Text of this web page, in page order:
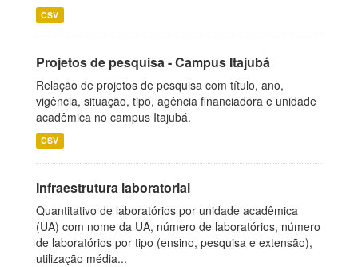
CSV
Projetos de pesquisa - Campus Itajubá
Relação de projetos de pesquisa com título, ano,
vigência, situação, tipo, agência financiadora e unidade
acadêmica no campus Itajubá.
CSV
Infraestrutura laboratorial
Quantitativo de laboratórios por unidade acadêmica
(UA) com nome da UA, número de laboratórios, número
de laboratórios por tipo (ensino, pesquisa e extensão),
utilização média...